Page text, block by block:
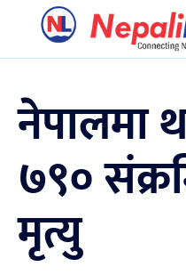
नेपालमा
७९०
मृत्यु